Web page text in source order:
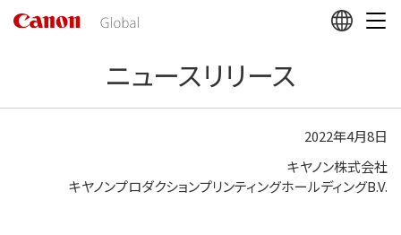
の
ニュースリリース
2022年4月8日
キヤノン株式会社
キヤノンプロダクションプリンティングホールディングB.V.